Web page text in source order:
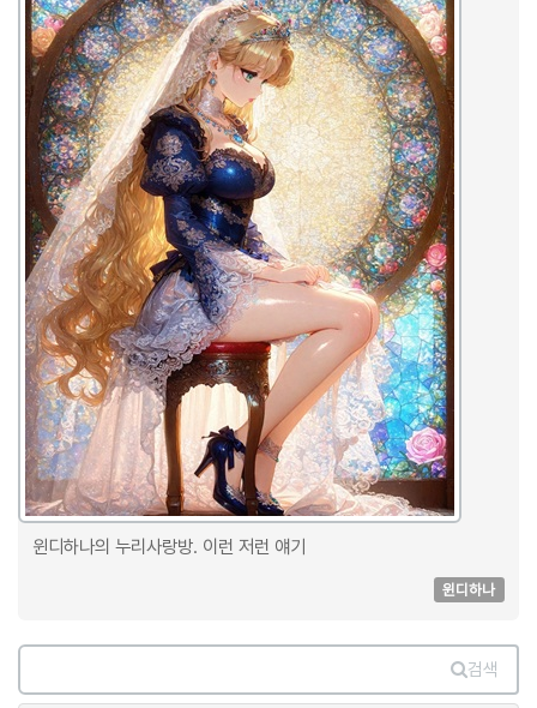
윈디하나의 누리사랑방. 이런 저런 얘기
윈디하나
검색